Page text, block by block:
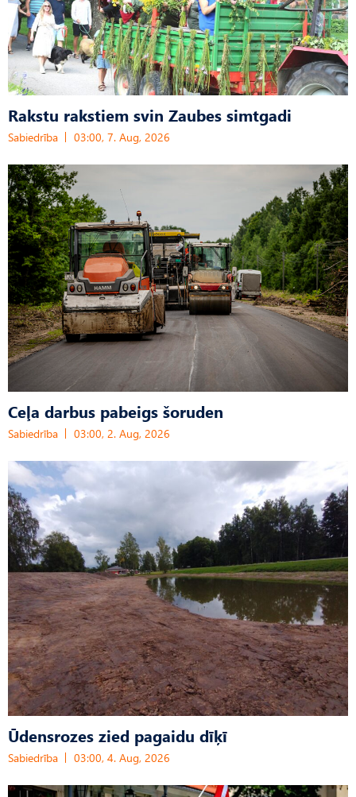
Rakstu rakstiem svin Zaubes simtgadi
Sabiedrība 03:00, 7. Aug, 2026
Ceļa darbus pabeigs šoruden
Sabiedrība 03:00, 2. Aug, 2026
Ūdensrozes zied pagaidu dīķī
Sabiedrība 03:00, 4. Aug, 2026